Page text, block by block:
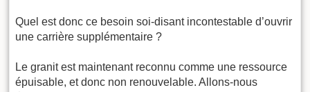
Quel est donc ce besoin soi-disant incontestable d’ouvrir
une carrière supplémentaire ?
Le granit est maintenant reconnu comme une ressource
épuisable, et donc non renouvelable. Allons-nous